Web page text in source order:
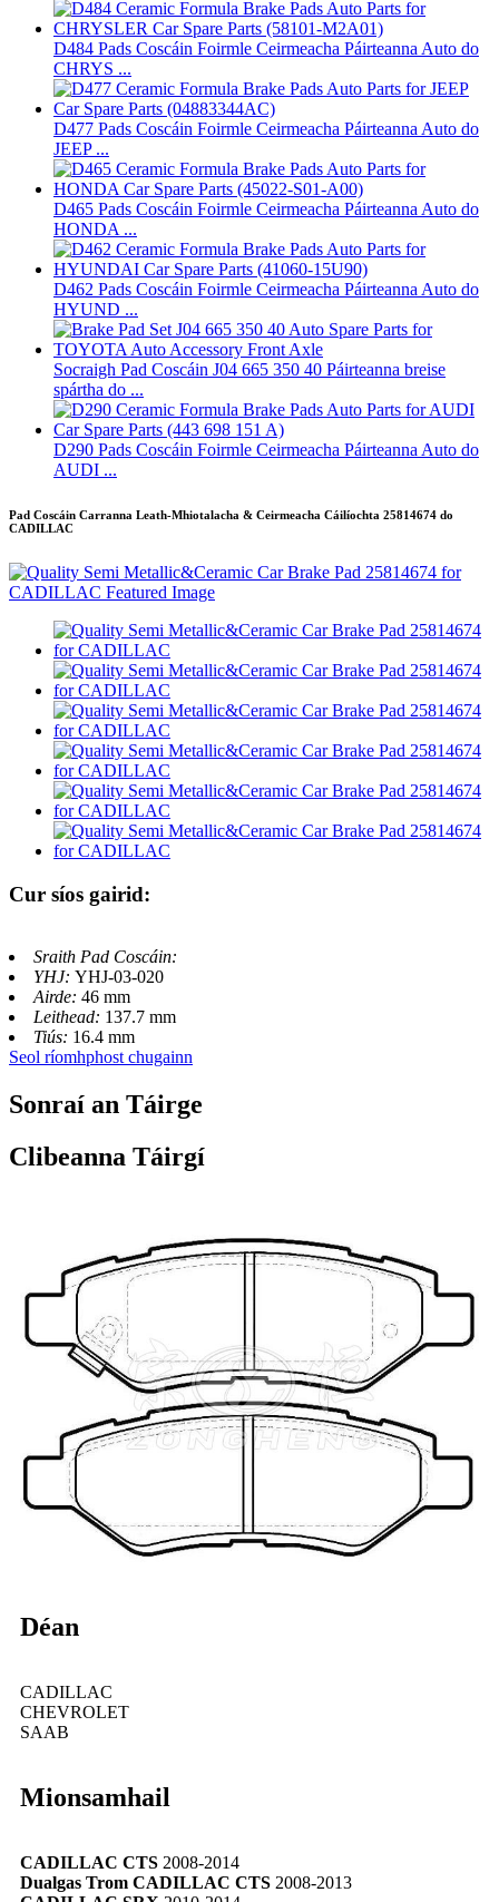
D484 Pads Coscáin Foirmle Ceirmeacha Páirteanna Auto do
CHRYS ...
D477 Pads Coscáin Foirmle Ceirmeacha Páirteanna Auto do
JEEP ...
D465 Pads Coscáin Foirmle Ceirmeacha Páirteanna Auto do
HONDA ...
D462 Pads Coscáin Foirmle Ceirmeacha Páirteanna Auto do
HYUND ...
Socraigh Pad Coscáin J04 665 350 40 Páirteanna breise
spártha do ...
D290 Pads Coscáin Foirmle Ceirmeacha Páirteanna Auto do
AUDI ...
Pad Coscáin Carranna Leath-Mhiotalacha & Ceirmeacha Cáilíochta 25814674 do
CADILLAC
Cur síos gairid:
Sraith Pad Coscáin:
YHJ: YHJ-03-020
Airde: 46 mm
Leithead: 137.7 mm
Tiús: 16.4 mm
Seol ríomhphost chugainn
Sonraí an Táirge
Clibeanna Táirgí
Déan
CADILLAC
CHEVROLET
SAAB
Mionsamhail
CADILLAC CTS 2008-2014
Dualgas Trom CADILLAC CTS 2008-2013